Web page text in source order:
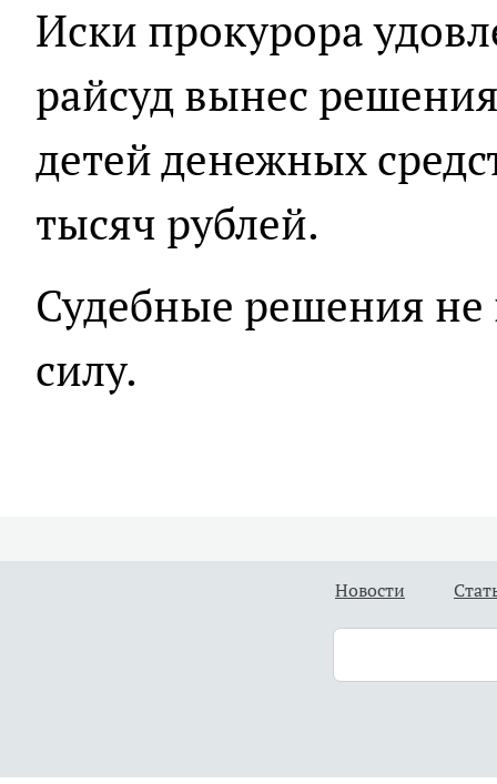
Иски прокурора
райсуд вынес
детей денежных
тысяч рублей.
Судебные решения не
силу.
Новости